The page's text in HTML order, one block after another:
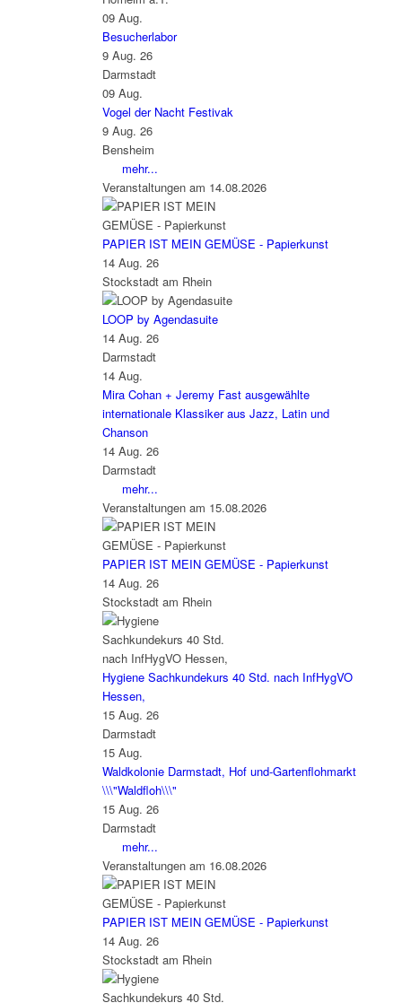
09 Aug.
Besucherlabor
9 Aug. 26
Darmstadt
09 Aug.
Vogel der Nacht Festivak
9 Aug. 26
Bensheim
mehr...
Veranstaltungen am 14.08.2026
PAPIER IST MEIN GEMÜSE - Papierkunst
14 Aug. 26
Stockstadt am Rhein
LOOP by Agendasuite
14 Aug. 26
Darmstadt
14 Aug.
Mira Cohan + Jeremy Fast ausgewählte
internationale Klassiker aus Jazz, Latin und
Chanson
14 Aug. 26
Darmstadt
mehr...
Veranstaltungen am 15.08.2026
PAPIER IST MEIN GEMÜSE - Papierkunst
14 Aug. 26
Stockstadt am Rhein
Hygiene Sachkundekurs 40 Std. nach InfHygVO
Hessen,
15 Aug. 26
Darmstadt
15 Aug.
Waldkolonie Darmstadt, Hof und-Gartenflohmarkt
\\\"Waldfloh\\\"
15 Aug. 26
Darmstadt
mehr...
Veranstaltungen am 16.08.2026
PAPIER IST MEIN GEMÜSE - Papierkunst
14 Aug. 26
Stockstadt am Rhein